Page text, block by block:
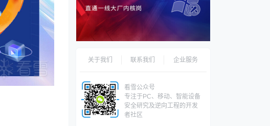
关于我们 联系我们 企业服务
看雪公众号
专注于PC、移动、智能设备
安全研究及逆向工程的开发
者社区